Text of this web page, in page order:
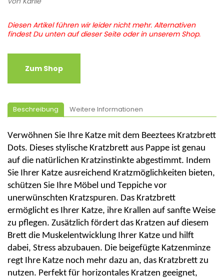
Diesen Artikel führen wir leider nicht mehr. Alternativen
findest Du unten auf dieser Seite oder in unserem Shop.
Zum Shop
Beschreibung Weitere Informationen
Verwöhnen Sie Ihre Katze mit dem Beeztees Kratzbrett
Dots. Dieses stylische Kratzbrett aus Pappe ist genau
auf die natürlichen Kratzinstinkte abgestimmt. Indem
Sie Ihrer Katze ausreichend Kratzmöglichkeiten bieten,
schützen Sie Ihre Möbel und Teppiche vor
unerwünschten Kratzspuren. Das Kratzbrett
ermöglicht es Ihrer Katze, ihre Krallen auf sanfte Weise
zu pflegen. Zusätzlich fördert das Kratzen auf diesem
Brett die Muskelentwicklung Ihrer Katze und hilft
dabei, Stress abzubauen. Die beigefügte Katzenminze
regt Ihre Katze noch mehr dazu an, das Kratzbrett zu
nutzen. Perfekt für horizontales Kratzen geeignet,